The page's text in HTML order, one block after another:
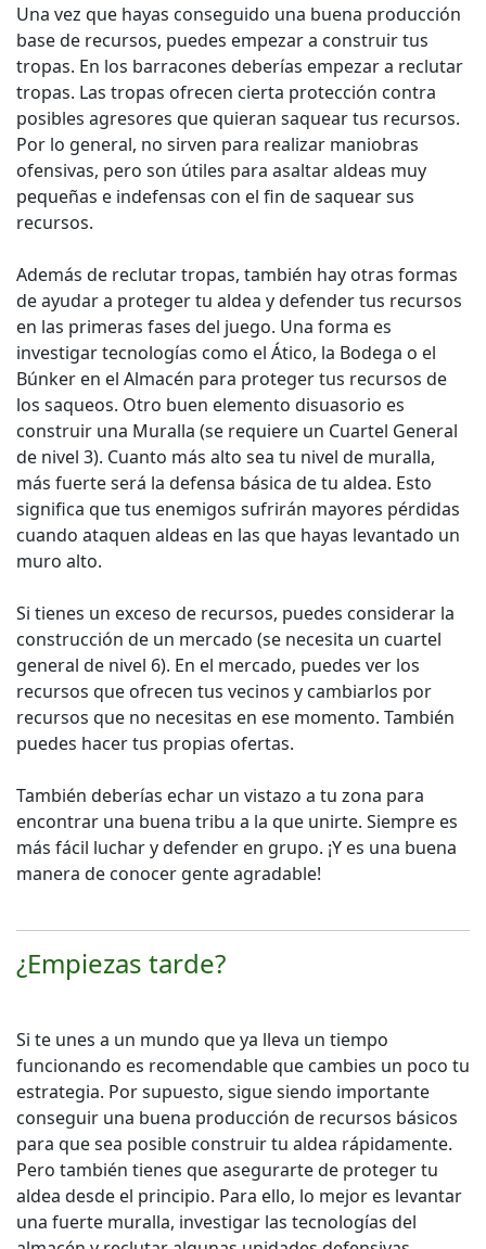
Una vez que hayas conseguido una buena producción
base de recursos, puedes empezar a construir tus
tropas. En los barracones deberías empezar a reclutar
tropas. Las tropas ofrecen cierta protección contra
posibles agresores que quieran saquear tus recursos.
Por lo general, no sirven para realizar maniobras
ofensivas, pero son útiles para asaltar aldeas muy
pequeñas e indefensas con el fin de saquear sus
recursos.
Además de reclutar tropas, también hay otras formas
de ayudar a proteger tu aldea y defender tus recursos
en las primeras fases del juego. Una forma es
investigar tecnologías como el Ático, la Bodega o el
Búnker en el Almacén para proteger tus recursos de
los saqueos. Otro buen elemento disuasorio es
construir una Muralla (se requiere un Cuartel General
de nivel 3). Cuanto más alto sea tu nivel de muralla,
más fuerte será la defensa básica de tu aldea. Esto
significa que tus enemigos sufrirán mayores pérdidas
cuando ataquen aldeas en las que hayas levantado un
muro alto.
Si tienes un exceso de recursos, puedes considerar la
construcción de un mercado (se necesita un cuartel
general de nivel 6). En el mercado, puedes ver los
recursos que ofrecen tus vecinos y cambiarlos por
recursos que no necesitas en ese momento. También
puedes hacer tus propias ofertas.
También deberías echar un vistazo a tu zona para
encontrar una buena tribu a la que unirte. Siempre es
más fácil luchar y defender en grupo. ¡Y es una buena
manera de conocer gente agradable!
¿Empiezas tarde?
Si te unes a un mundo que ya lleva un tiempo
funcionando es recomendable que cambies un poco tu
estrategia. Por supuesto, sigue siendo importante
conseguir una buena producción de recursos básicos
para que sea posible construir tu aldea rápidamente.
Pero también tienes que asegurarte de proteger tu
aldea desde el principio. Para ello, lo mejor es levantar
una fuerte muralla, investigar las tecnologías del